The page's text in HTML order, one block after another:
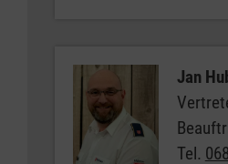
Jan
Tel.